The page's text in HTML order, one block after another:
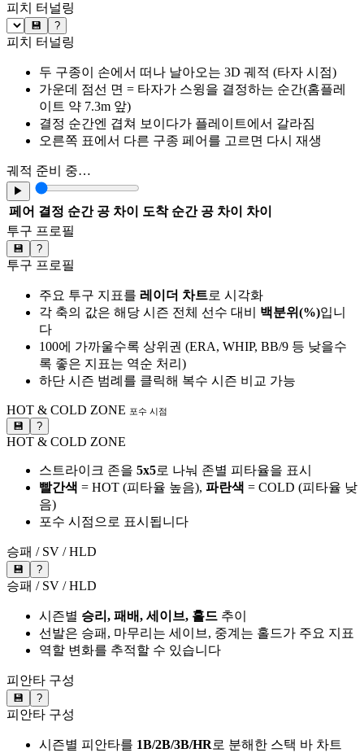
피치 터널링
💾 ?
피치 터널링
두 구종이 손에서 떠나 날아오는 3D 궤적 (타자 시점)
가운데 점선 면 = 타자가 스윙을 결정하는 순간(홈플레
이트 약 7.3m 앞)
결정 순간엔 겹쳐 보이다가 플레이트에서 갈라짐
오른쪽 표에서 다른 구종 페어를 고르면 다시 재생
궤적 준비 중…
▶
페어 결정 순간 공 차이 도착 순간 공 차이
차이
투구 프로필
💾 ?
투구 프로필
주요 투구 지표를 레이더 차트로 시각화
각 축의 값은 해당 시즌 전체 선수 대비 백분위(%)입니
다
100에 가까울수록 상위권 (ERA, WHIP, BB/9 등 낮을수
록 좋은 지표는 역순 처리)
하단 시즌 범례를 클릭해 복수 시즌 비교 가능
HOT & COLD ZONE 포수 시점
💾 ?
HOT & COLD ZONE
스트라이크 존을 5x5로 나눠 존별 피타율을 표시
빨간색 = HOT (피타율 높음), 파란색 = COLD (피타율 낮
음)
포수 시점으로 표시됩니다
승패 / SV / HLD
💾 ?
승패 / SV / HLD
시즌별 승리, 패배, 세이브, 홀드 추이
선발은 승패, 마무리는 세이브, 중계는 홀드가 주요 지표
역할 변화를 추적할 수 있습니다
피안타 구성
💾 ?
피안타 구성
시즌별 피안타를 1B/2B/3B/HR로 분해한 스택 바 차트